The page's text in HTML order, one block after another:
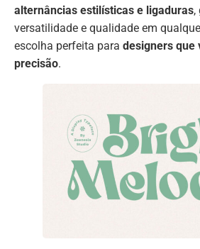
alternâncias estilísticas e ligaduras,
versatilidade e qualidade em
escolha perfeita para designers que
precisão.